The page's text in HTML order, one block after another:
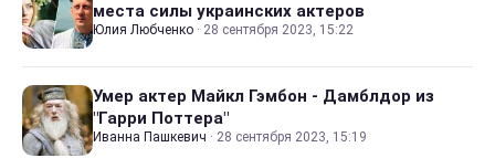
места силы украинских актеров
Юлия Любченко · 28 сентября 2023, 15:22
Умер актер Майкл Гэмбон - Дамблдор из
"Гарри Поттера"
Иванна Пашкевич · 28 сентября 2023, 15:19